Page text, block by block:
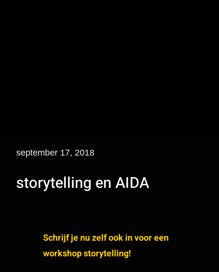
september 17, 2018
storytelling en AIDA
Schrijf je nu zelf ook in voor een
workshop storytelling!